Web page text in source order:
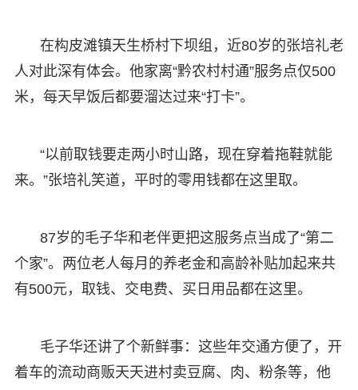
在构皮滩镇天生桥村下坝组，近80岁的张培礼老
人对此深有体会。他家离“黔农村村通”服务点仅500
米，每天早饭后都要溜达过来“打卡”。
“以前取钱要走两小时山路，现在穿着拖鞋就能
来。”张培礼笑道，平时的零用钱都在这里取。
87岁的毛子华和老伴更把这服务点当成了“第二
个家”。两位老人每月的养老金和高龄补贴加起来共
有500元，取钱、交电费、买日用品都在这里。
毛子华还讲了个新鲜事：这些年交通方便了，开
着车的流动商贩天天进村卖豆腐、肉、粉条等，他